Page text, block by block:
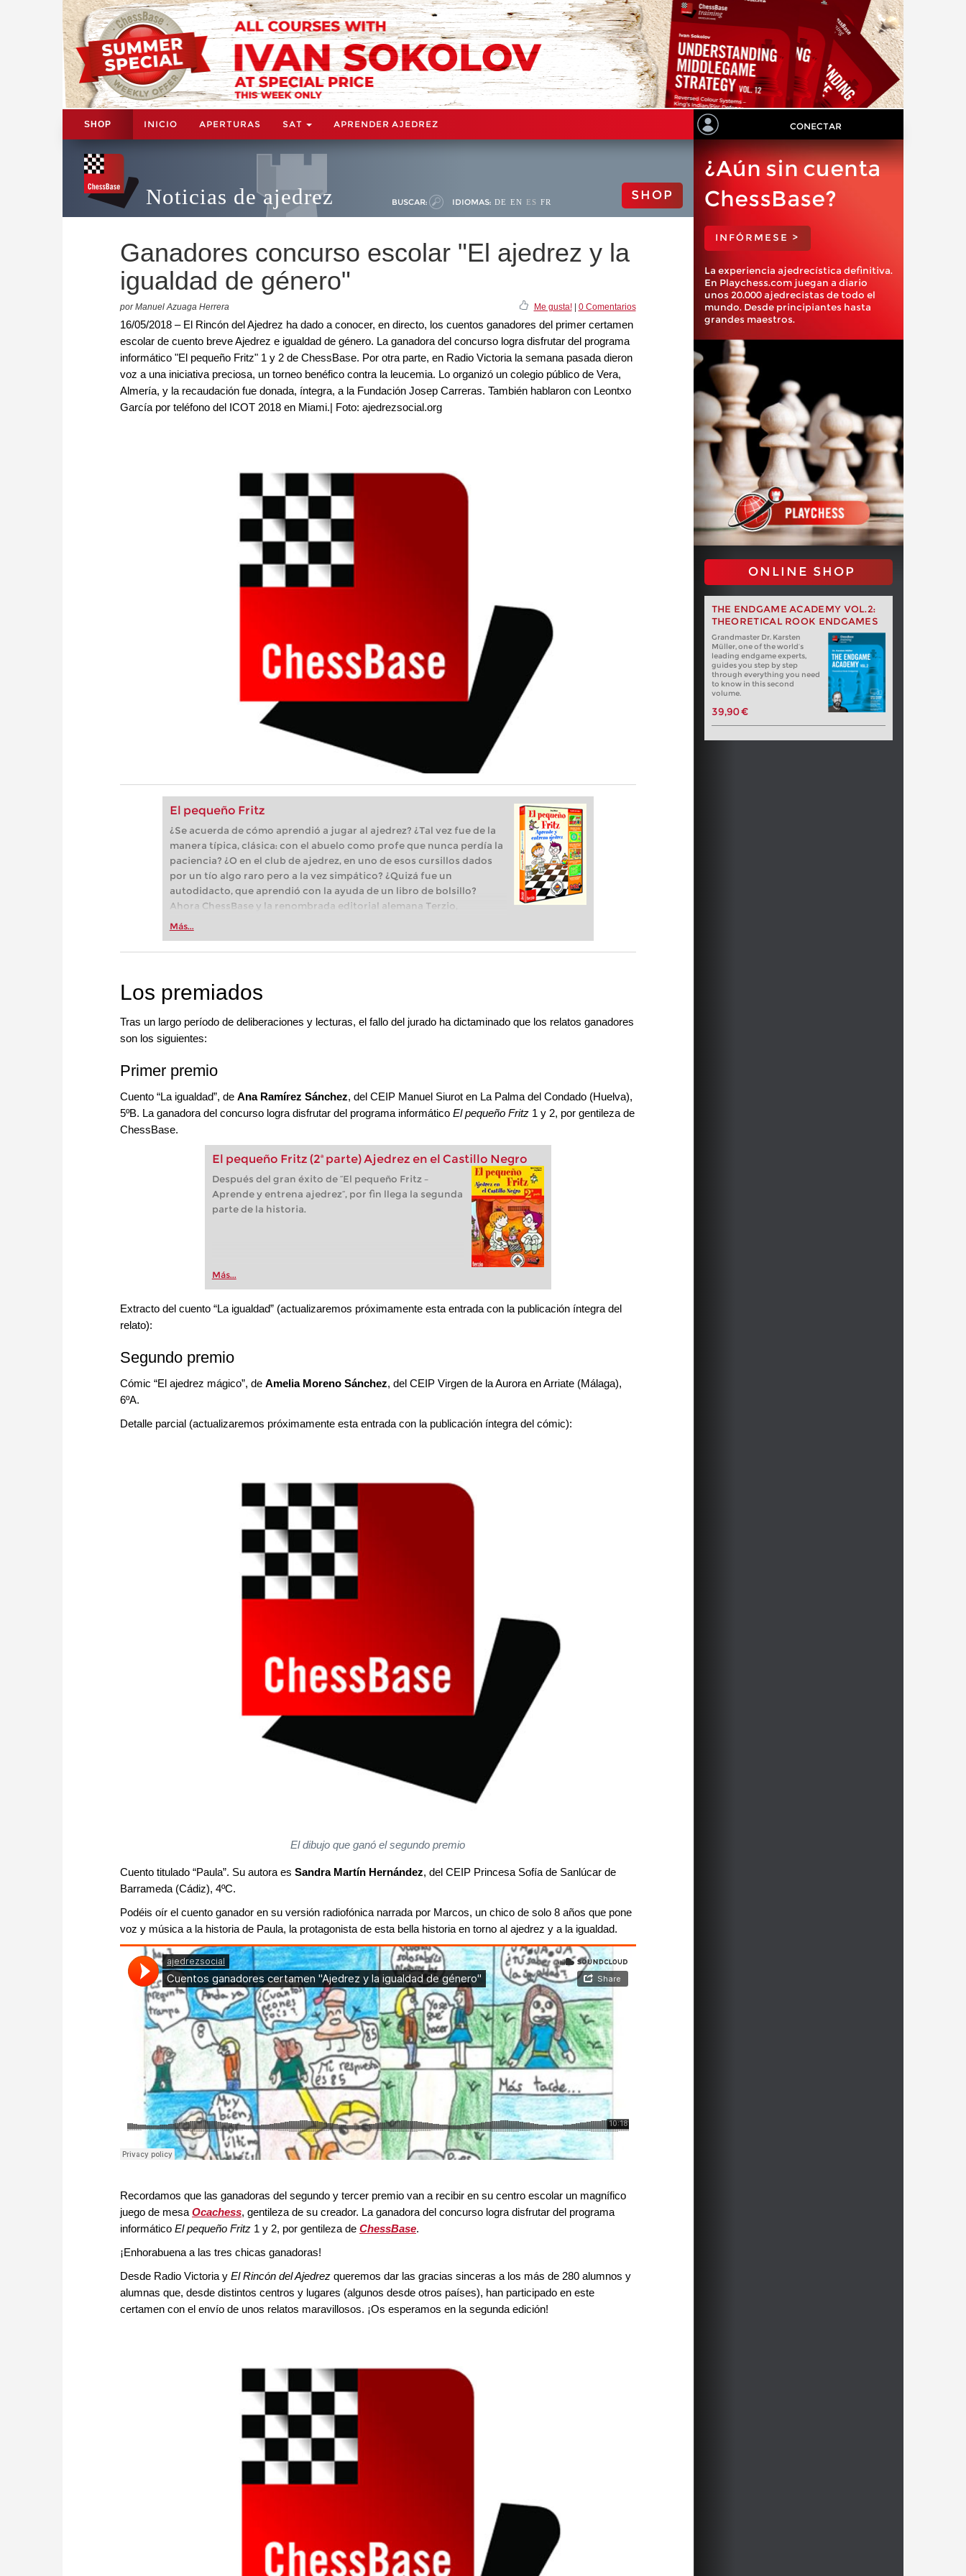
SHOP INICIO APERTURAS SAT APRENDER AJEDREZ CONECTAR
Noticias de ajedrez BUSCAR: IDIOMAS: DE EN ES FR SHOP
Ganadores concurso escolar "El ajedrez y la
igualdad de género"
por Manuel Azuaga Herrera Me gusta!| 0 Comentarios
16/05/2018 – El Rincón del Ajedrez ha dado a conocer, en directo, los cuentos ganadores del primer certamen
escolar de cuento breve Ajedrez e igualdad de género. La ganadora del concurso logra disfrutar del programa
informático "El pequeño Fritz" 1 y 2 de ChessBase. Por otra parte, en Radio Victoria la semana pasada dieron
voz a una iniciativa preciosa, un torneo benéfico contra la leucemia. Lo organizó un colegio público de Vera,
Almería, y la recaudación fue donada, íntegra, a la Fundación Josep Carreras. También hablaron con Leontxo
García por teléfono del ICOT 2018 en Miami.| Foto: ajedrezsocial.org
El pequeño Fritz
¿Se acuerda de cómo aprendió a jugar al ajedrez? ¿Tal vez fue de la
manera típica, clásica: con el abuelo como profe que nunca perdía la
paciencia? ¿O en el club de ajedrez, en uno de esos cursillos dados
por un tío algo raro pero a la vez simpático? ¿Quizá fue un
autodidacto, que aprendió con la ayuda de un libro de bolsillo?
Ahora ChessBase y la renombrada editorial alemana Terzio,
especializada en software para niños, acaban de publicar un
ajedrez.
Más...
¿Aún sin cuenta
ChessBase?
INFÓRMESE >
La experiencia ajedrecística definitiva.
En Playchess.com juegan a diario
unos 20.000 ajedrecistas de todo el
mundo. Desde principiantes hasta
grandes maestros.
ONLINE SHOP
THE ENDGAME ACADEMY VOL.2:
THEORETICAL ROOK ENDGAMES
Grandmaster Dr. Karsten
Müller, one of the world’s
leading endgame experts,
guides you step by step
through everything you need
to know in this second
volume.
39,90 €
Los premiados
Tras un largo período de deliberaciones y lecturas, el fallo del jurado ha dictaminado que los relatos ganadores
son los siguientes:
Primer premio
Cuento “La igualdad”, de Ana Ramírez Sánchez, del CEIP Manuel Siurot en La Palma del Condado (Huelva),
5ºB. La ganadora del concurso logra disfrutar del programa informático El pequeño Fritz 1 y 2, por gentileza de
ChessBase.
El pequeño Fritz (2ª parte) Ajedrez en el Castillo Negro
Después del gran éxito de “El pequeño Fritz –
Aprende y entrena ajedrez“, por fin llega la segunda
parte de la historia.
Más...
Extracto del cuento “La igualdad” (actualizaremos próximamente esta entrada con la publicación íntegra del
relato):
Segundo premio
Cómic “El ajedrez mágico”, de Amelia Moreno Sánchez, del CEIP Virgen de la Aurora en Arriate (Málaga),
6ºA.
Detalle parcial (actualizaremos próximamente esta entrada con la publicación íntegra del cómic):
El dibujo que ganó el segundo premio
Cuento titulado “Paula”. Su autora es Sandra Martín Hernández, del CEIP Princesa Sofía de Sanlúcar de
Barrameda (Cádiz), 4ºC.
Podéis oír el cuento ganador en su versión radiofónica narrada por Marcos, un chico de solo 8 años que pone
voz y música a la historia de Paula, la protagonista de esta bella historia en torno al ajedrez y a la igualdad.
Recordamos que las ganadoras del segundo y tercer premio van a recibir en su centro escolar un magnífico
juego de mesa Ocachess, gentileza de su creador. La ganadora del concurso logra disfrutar del programa
informático El pequeño Fritz 1 y 2, por gentileza de ChessBase.
¡Enhorabuena a las tres chicas ganadoras!
Desde Radio Victoria y El Rincón del Ajedrez queremos dar las gracias sinceras a los más de 280 alumnos y
alumnas que, desde distintos centros y lugares (algunos desde otros países), han participado en este
certamen con el envío de unos relatos maravillosos. ¡Os esperamos en la segunda edición!